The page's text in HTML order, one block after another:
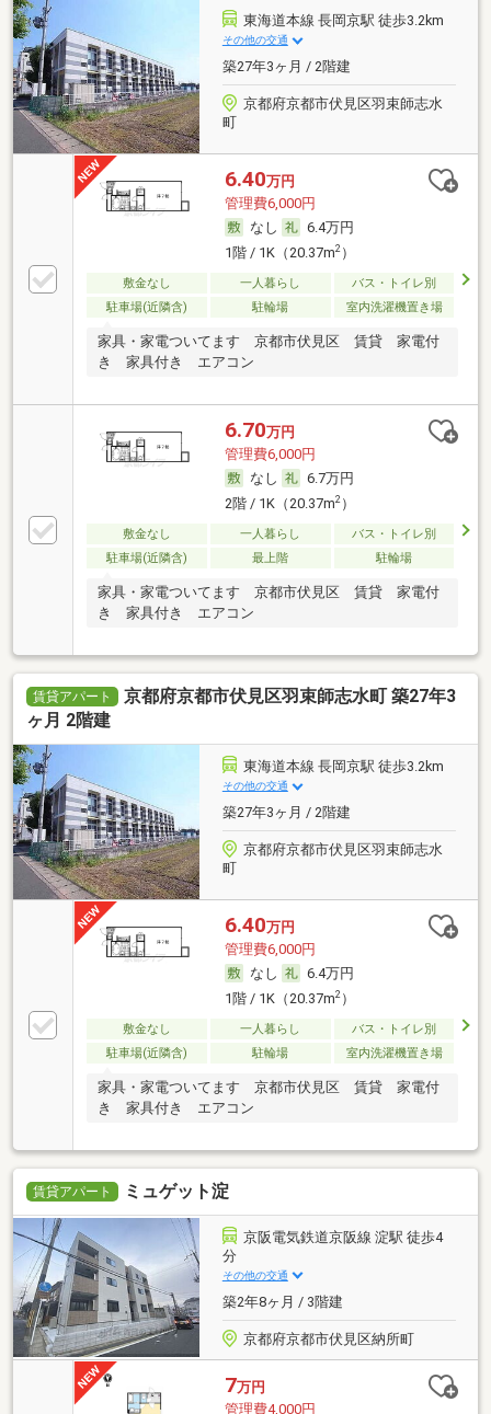
東海道本線 長岡京駅 徒歩3.2km
その他の交通
築27年3ヶ月 / 2階建
京都府京都市伏見区羽束師志水
町
6.40万円
管理費6,000円
なし
6.4万円
1階 / 1K（20.37m2）
敷金なし 一人暮らし
バス・トイレ別
駐車場(近隣含)
駐輪場 室内洗濯機置き場
家具・家電ついてます 京都市伏見区 賃貸 家電付
き 家具付き エアコン
6.70万円
管理費6,000円
なし
6.7万円
2階 / 1K（20.37m2）
敷金なし 一人暮らし
バス・トイレ別
駐車場(近隣含)
最上階 駐輪場
家具・家電ついてます 京都市伏見区 賃貸 家電付
き 家具付き エアコン
賃貸アパート
京都府京都市伏見区羽束師志水町 築27年3
ヶ月 2階建
東海道本線 長岡京駅 徒歩3.2km
その他の交通
築27年3ヶ月 / 2階建
京都府京都市伏見区羽束師志水
町
6.40万円
管理費6,000円
なし
6.4万円
1階 / 1K（20.37m2）
敷金なし 一人暮らし
バス・トイレ別
駐車場(近隣含)
駐輪場 室内洗濯機置き場
家具・家電ついてます 京都市伏見区 賃貸 家電付
き 家具付き エアコン
賃貸アパート ミュゲット淀
京阪電気鉄道京阪線 淀駅 徒歩4
分
その他の交通
築2年8ヶ月 / 3階建
京都府京都市伏見区納所町
7万円
管理費4,000円